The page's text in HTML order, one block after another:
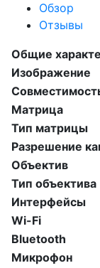
Обзор
Отзывы
Общие
Изображение
Матрица
Тип матрицы
Разрешение
Объектив
Тип объектива
Интерфейсы
Wi-Fi
Bluetooth
Микрофон